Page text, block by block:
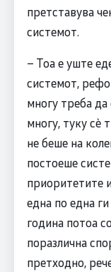
претставува
системот.
– Тоа е уште
системот,
многу треба
многу, туку сѐ
не беше на
постоеше
приоритетите
една по една
година потоа
поразлична
претходно,